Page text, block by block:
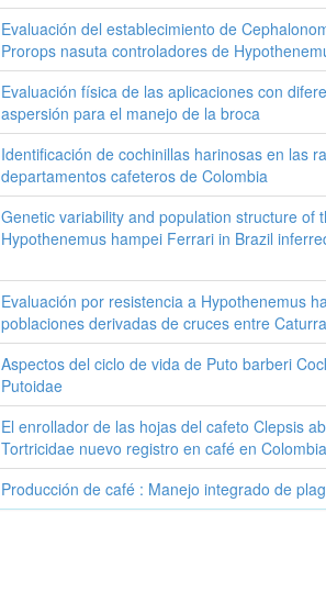
Evaluación del establecimiento de
Prorops nasuta controladores de
Evaluación física de las aplicaciones con
aspersión para el manejo de la broca
Identificación de cochinillas harinosas en las
departamentos cafeteros de Colombia
Genetic variability and population structure of
Hypothenemus hampei Ferrari in Brazil
Evaluación por resistencia a Hypothenemus
poblaciones derivadas de cruces entre
Aspectos del ciclo de vida de Puto barberi
Putoidae
El enrollador de las hojas del cafeto Clepsis
Tortricidae nuevo registro en café en Colombia
Producción de café : Manejo integrado de